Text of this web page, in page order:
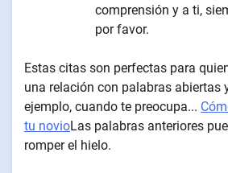
comprensión y a ti,
por favor.
Estas citas son perfectas para
una relación con palabras abiertas
ejemplo, cuando te preocupa...
tu novioLas palabras anteriores
romper el hielo.